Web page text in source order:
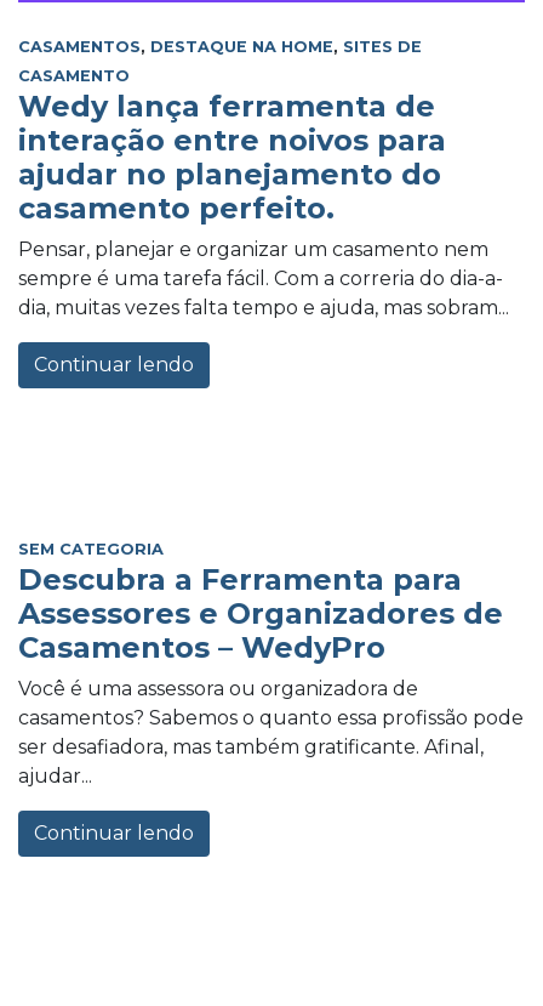
CASAMENTOS, DESTAQUE NA HOME, SITES DE
CASAMENTO
Wedy lança ferramenta de
interação entre noivos para
ajudar no planejamento do
casamento perfeito.
Pensar, planejar e organizar um casamento nem
sempre é uma tarefa fácil. Com a correria do dia-a-
dia, muitas vezes falta tempo e ajuda, mas sobram...
Continuar lendo
SEM CATEGORIA
Descubra a Ferramenta para
Assessores e Organizadores de
Casamentos – WedyPro
Você é uma assessora ou organizadora de
casamentos? Sabemos o quanto essa profissão pode
ser desafiadora, mas também gratificante. Afinal,
ajudar...
Continuar lendo